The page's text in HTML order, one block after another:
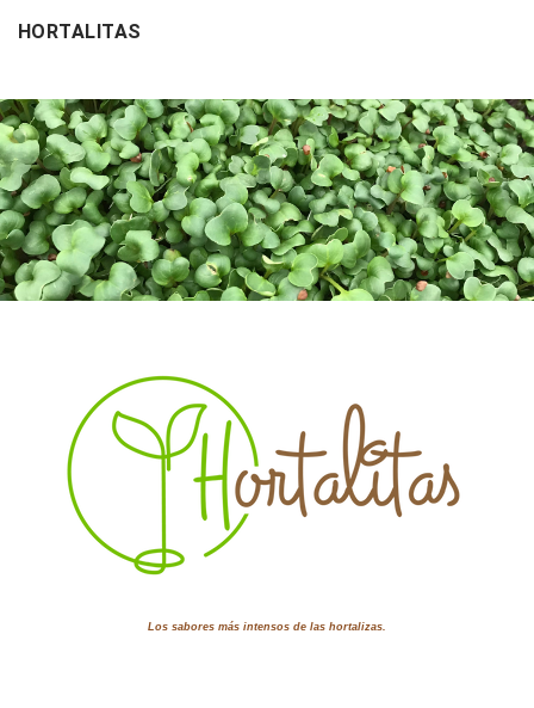
HORTALITAS
Los sabores más intensos de las hortalizas.